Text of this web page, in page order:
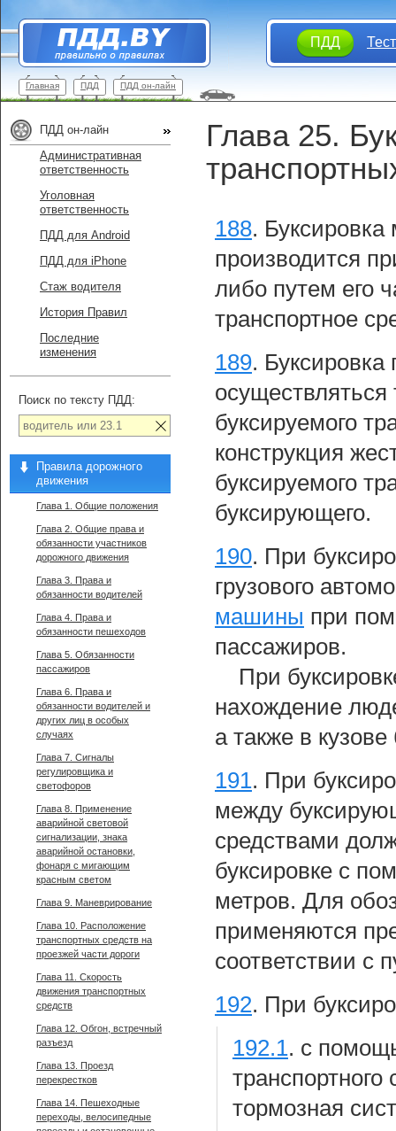
ПДД
Главная ПДД ПДД он-лайн
Глава 25.
188. Буксировка
производится
либо путем его
транспортное
189.
буксируемого
конструкция
буксируемого
буксирующего.
190. При
грузового
машины при
пассажиров.
При
нахождение
а также в
191. При
между
средствами
буксировке с
метров. Для
применяются
соответствии с
192. При
192.1. с
тормозная
ПДД он-лайн
Административная
ответственность
Уголовная
ответственность
ПДД для Android
ПДД для iPhone
Стаж водителя
История Правил
Последние
изменения
Поиск по тексту ПДД:
Правила дорожного
движения
Глава 1. Общие положения
Глава 2. Общие права и
обязанности участников
дорожного движения
Глава 3. Права и
обязанности водителей
Глава 4. Права и
обязанности пешеходов
Глава 5. Обязанности
пассажиров
Глава 6. Права и
обязанности водителей и
других лиц в особых
случаях
Глава 7. Сигналы
регулировщика и
светофоров
Глава 8. Применение
аварийной световой
сигнализации, знака
аварийной остановки,
фонаря с мигающим
красным светом
Глава 9. Маневрирование
Глава 10. Расположение
транспортных средств на
проезжей части дороги
Глава 11. Скорость
движения транспортных
средств
Глава 12. Обгон, встречный
разъезд
Глава 13. Проезд
перекрестков
Глава 14. Пешеходные
переходы, велосипедные